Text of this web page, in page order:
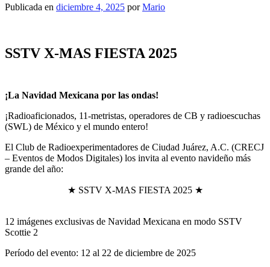
Publicada en diciembre 4, 2025 porMario
SSTV X-MAS FIESTA 2025
¡La Navidad Mexicana por las ondas!
¡Radioaficionados, 11-metristas, operadores de CB y radioescuchas
(SWL) de México y el mundo entero!
El Club de Radioexperimentadores de Ciudad Juárez, A.C. (CRECJ
– Eventos de Modos Digitales) los invita al evento navideño más
grande del año:
★ SSTV X-MAS FIESTA 2025 ★
12 imágenes exclusivas de Navidad Mexicana en modo SSTV
Scottie 2
Período del evento: 12 al 22 de diciembre de 2025